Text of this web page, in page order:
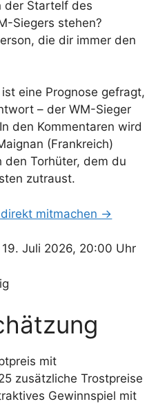
der Startelf des
Siegers stehen?
die dir immer den
ist eine Prognose gefragt,
– der WM-Sieger
den Kommentaren wird
(Frankreich)
den Torhüter, dem du
zutraust.
mitmachen →
19. Juli 2026, 20:00 Uhr
mit
zusätzliche Trostpreise
Gewinnspiel mit